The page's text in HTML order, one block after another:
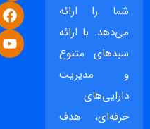
شما را ارائه
می‌دهد. با ارائه
سبدهای متنوع
و مدیریت
دارایی‌های
حرفه‌ای، هدف